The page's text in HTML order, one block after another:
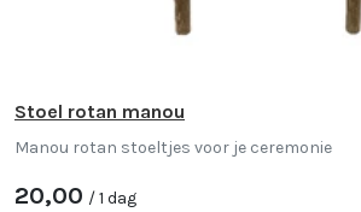
Stoel rotan manou
Manou rotan stoeltjes voor je ceremonie
20,00 / 1 dag